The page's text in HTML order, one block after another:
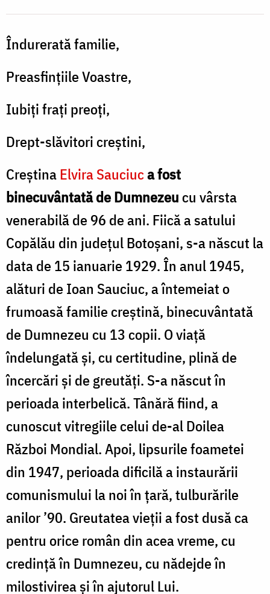
doamnei
Sauciuc,
mama
Benedict
Sauciuc,
Mănăstirii
Neamț
/
Foto:
Oana
Nechifor
Îndurerată familie,
Preasfinţiile Voastre,
Iubiţi fraţi preoţi,
Drept-slăvitori creştini,
CreştinaElvira Sauciuca fost
binecuvântată de Dumnezeu cu vârsta
venerabilă de 96 de ani. Fiică a satului
Copălău din judeţul Botoşani, s-a născut la
data de 15 ianuarie 1929. În anul 1945,
alături de Ioan Sauciuc, a întemeiat o
frumoasă familie creştină, binecuvântată
de Dumnezeu cu 13 copii. O viaţă
îndelungată şi, cu certitudine, plină de
încercări şi de greutăţi. S-a născut în
perioada interbelică. Tânără fiind, a
cunoscut vitregiile celui de-al Doilea
Război Mondial. Apoi, lipsurile foametei
din 1947, perioada dificilă a instaurării
comunismului la noi în ţară, tulburările
anilor ’90. Greutatea vieţii a fost dusă ca
pentru orice român din acea vreme, cu
credinţă în Dumnezeu, cu nădejde în
milostivirea şi în ajutorul Lui.